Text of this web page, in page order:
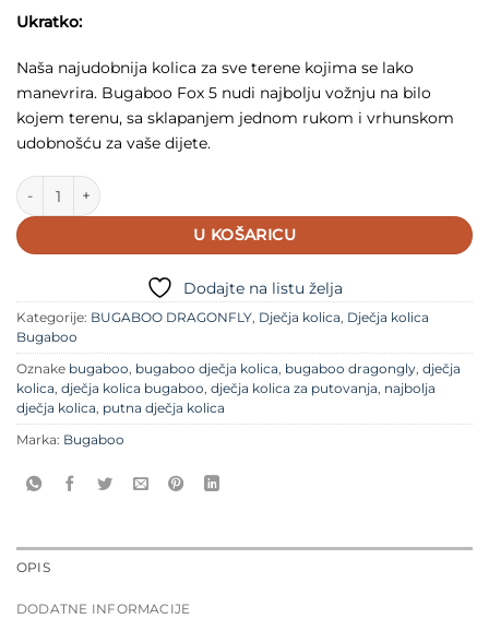
Ukratko:
Naša najudobnija kolica za sve terene kojima se lako
manevrira. Bugaboo Fox 5 nudi najbolju vožnju na bilo
kojem terenu, sa sklapanjem jednom rukom i vrhunskom
udobnošću za vaše dijete.
Dječja kolica Bugaboo Dragonfly sa košarom i sjedalom -
U KOŠARICU
Dodajte na listu želja
Kategorije: BUGABOO DRAGONFLY, Dječja kolica, Dječja kolica
Bugaboo
Oznake bugaboo, bugaboo dječja kolica, bugaboo dragongly, dječja
kolica, dječja kolica bugaboo, dječja kolica za putovanja, najbolja
dječja kolica, putna dječja kolica
Marka: Bugaboo
OPIS
DODATNE INFORMACIJE